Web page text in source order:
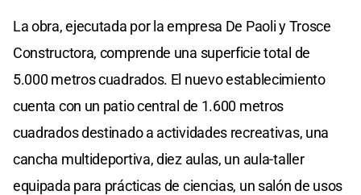
La obra, ejecutada por la empresa De Paoli y Trosce
Constructora, comprende una superficie total de
5.000 metros cuadrados. El nuevo establecimiento
cuenta con un patio central de 1.600 metros
cuadrados destinado a actividades recreativas, una
cancha multideportiva, diez aulas, un aula-taller
equipada para prácticas de ciencias, un salón de usos